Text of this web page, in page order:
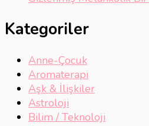
Kategoriler
Anne-Çocuk
Aromaterapi
Aşk & İlişkiler
Astroloji
Bilim / Teknoloji